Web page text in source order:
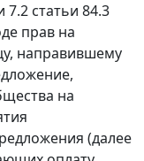
статьи 84.3
прав на
направившему
на
(далее